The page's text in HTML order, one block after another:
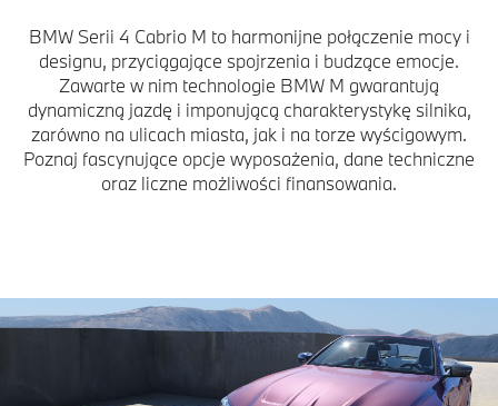
BMW Serii 4 Cabrio M to harmonijne połączenie mocy i
designu, przyciągające spojrzenia i budzące emocje.
Zawarte w nim technologie BMW M gwarantują
dynamiczną jazdę i imponującą charakterystykę silnika,
zarówno na ulicach miasta, jak i na torze wyścigowym.
Poznaj fascynujące opcje wyposażenia, dane techniczne
oraz liczne możliwości finansowania.